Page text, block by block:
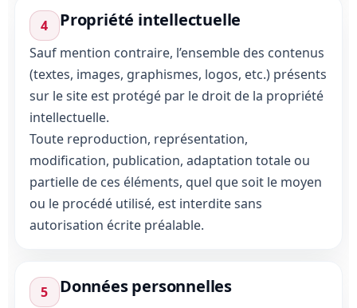
4 Propriété intellectuelle
Sauf mention contraire, l’ensemble des contenus
(textes, images, graphismes, logos, etc.) présents
sur le site est protégé par le droit de la propriété
intellectuelle.
Toute reproduction, représentation,
modification, publication, adaptation totale ou
partielle de ces éléments, quel que soit le moyen
ou le procédé utilisé, est interdite sans
autorisation écrite préalable.
5 Données personnelles